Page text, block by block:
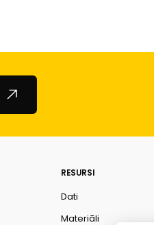
RESURSI
Dati
Materiāli